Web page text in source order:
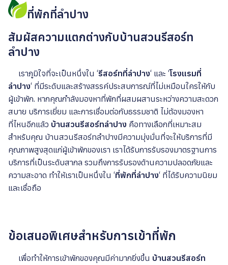
ที่พักที่ลำปาง
สัมผัสความแตกต่างกับบ้านสวนรีสอร์ท
ลำปาง
เราภูมิใจที่จะเป็นหนึ่งใน ‘รีสอร์ทที่ลำปาง‘ และ ‘โรงแรมที่
ลำปาง‘ ที่มีระดับและสร้างสรรค์ประสบการณ์ที่ไม่เหมือนใครให้กับ
ผู้เข้าพัก. หากคุณกำลังมองหาที่พักที่ผสมผสานระหว่างความสะดวก
สบาย บริการเยี่ยม และการเชื่อมต่อกับธรรมชาติ ไม่ต้องมองหา
ที่ไหนอีกแล้ว บ้านสวนรีสอร์ทลำปาง คือทางเลือกที่เหมาะสม
สำหรับคุณ บ้านสวนรีสอร์ทลำปางมีความมุ่งมั่นที่จะให้บริการที่มี
คุณภาพสูงสุดแก่ผู้เข้าพักของเรา เราได้รับการรับรองมาตรฐานการ
บริการที่เป็นระดับสากล รวมถึงการรับรองด้านความปลอดภัยและ
ความสะอาด ทำให้เราเป็นหนึ่งใน ‘ที่พักที่ลำปาง‘ ที่ได้รับความนิยม
และเชื่อถือ
ข้อเสนอพิเศษสำหรับการเข้าที่พัก
เพื่อทำให้การเข้าพักของคุณมีค่ามากยิ่งขึ้น บ้านสวนรีสอร์ท